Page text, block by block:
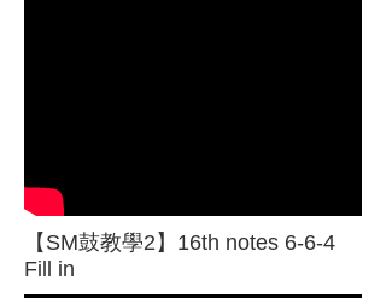
【SM鼓教學2】16th notes 6-6-4
Fill in